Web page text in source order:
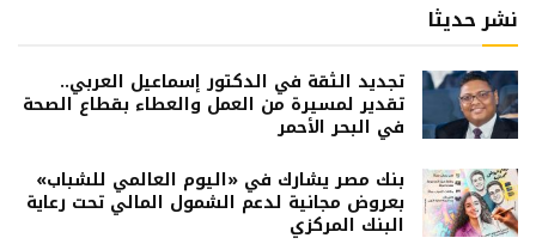
نشر حديثا
تجديد الثقة في الدكتور إسماعيل العربي..
تقدير لمسيرة من العمل والعطاء بقطاع الصحة
في البحر الأحمر
بنك مصر يشارك في «اليوم العالمي للشباب»
بعروض مجانية لدعم الشمول المالي تحت رعاية
البنك المركزي